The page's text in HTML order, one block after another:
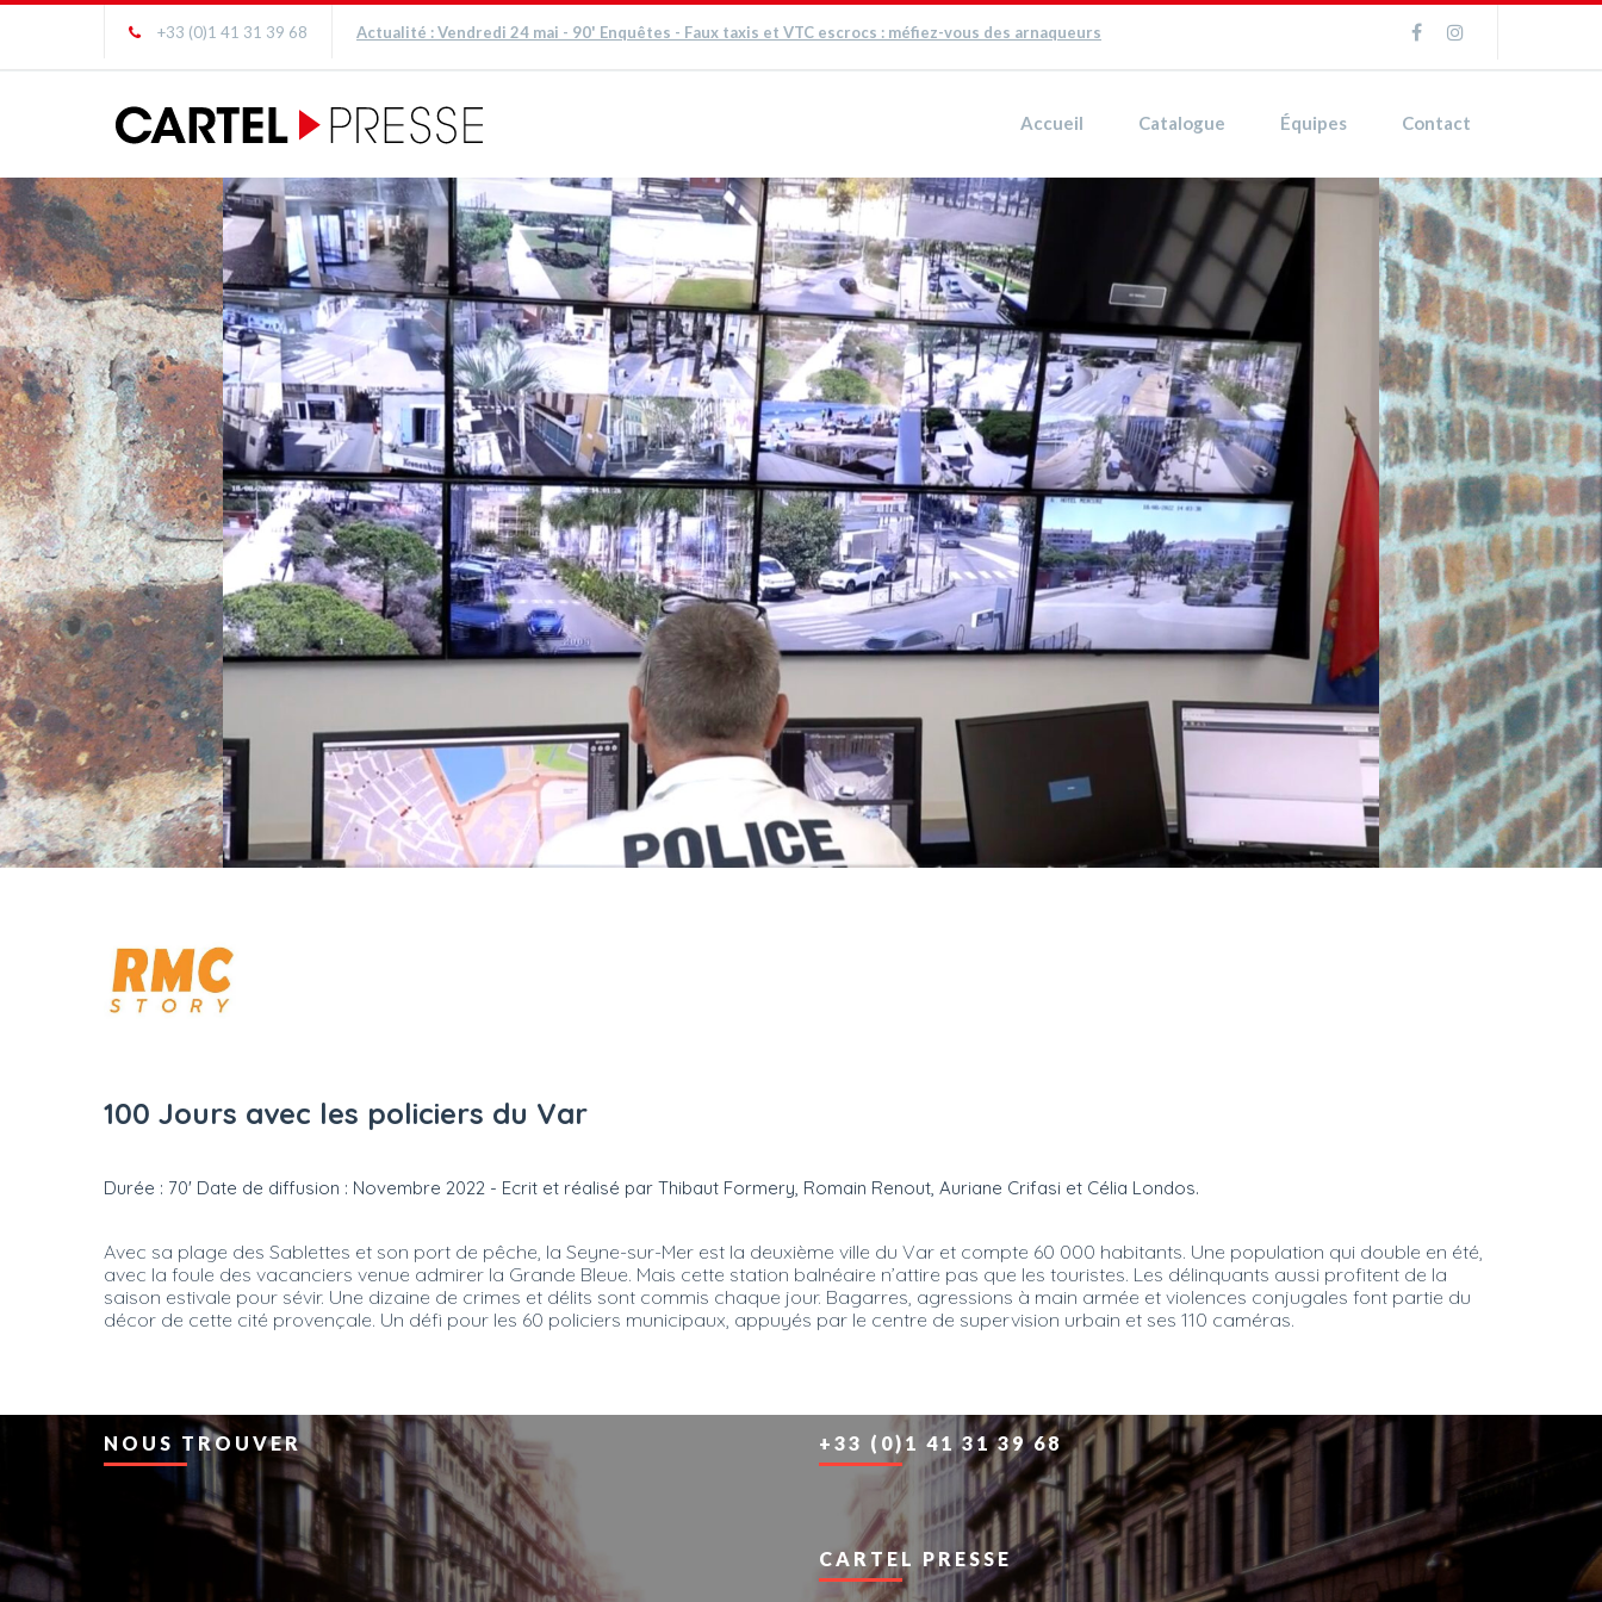
+33 (0)1 41 31 39 68 Actualité : Vendredi 24 mai - 90' Enquêtes - Faux taxis et VTC escrocs : méfiez-vous des arnaqueurs
Accueil Catalogue Équipes Contact
100 Jours avec les policiers du Var
Durée : 70' Date de diffusion : Novembre 2022 - Ecrit et réalisé par Thibaut Formery, Romain Renout, Auriane Crifasi et Célia Londos.
Avec sa plage des Sablettes et son port de pêche, la Seyne-sur-Mer est la deuxième ville du Var et compte 60 000 habitants. Une population qui double en été,
avec la foule des vacanciers venue admirer la Grande Bleue. Mais cette station balnéaire n’attire pas que les touristes. Les délinquants aussi profitent de la
saison estivale pour sévir. Une dizaine de crimes et délits sont commis chaque jour. Bagarres, agressions à main armée et violences conjugales font partie du
décor de cette cité provençale. Un défi pour les 60 policiers municipaux, appuyés par le centre de supervision urbain et ses 110 caméras.
NOUS TROUVER +33 (0)1 41 31 39 68
CARTEL PRESSE